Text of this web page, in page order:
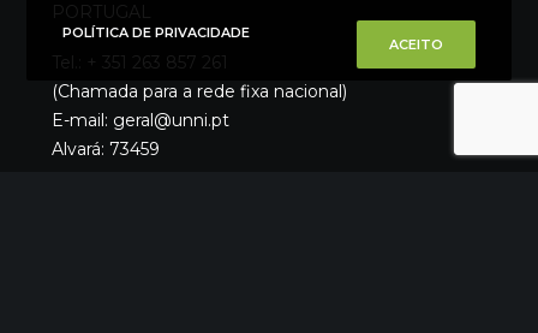
PORTUGAL
Tel.: + 351 263 857 261
(Chamada para a rede fixa nacional)
E-mail: geral@unni.pt
Alvará: 73459
POLÍTICA DE PRIVACIDADE
ACEITO